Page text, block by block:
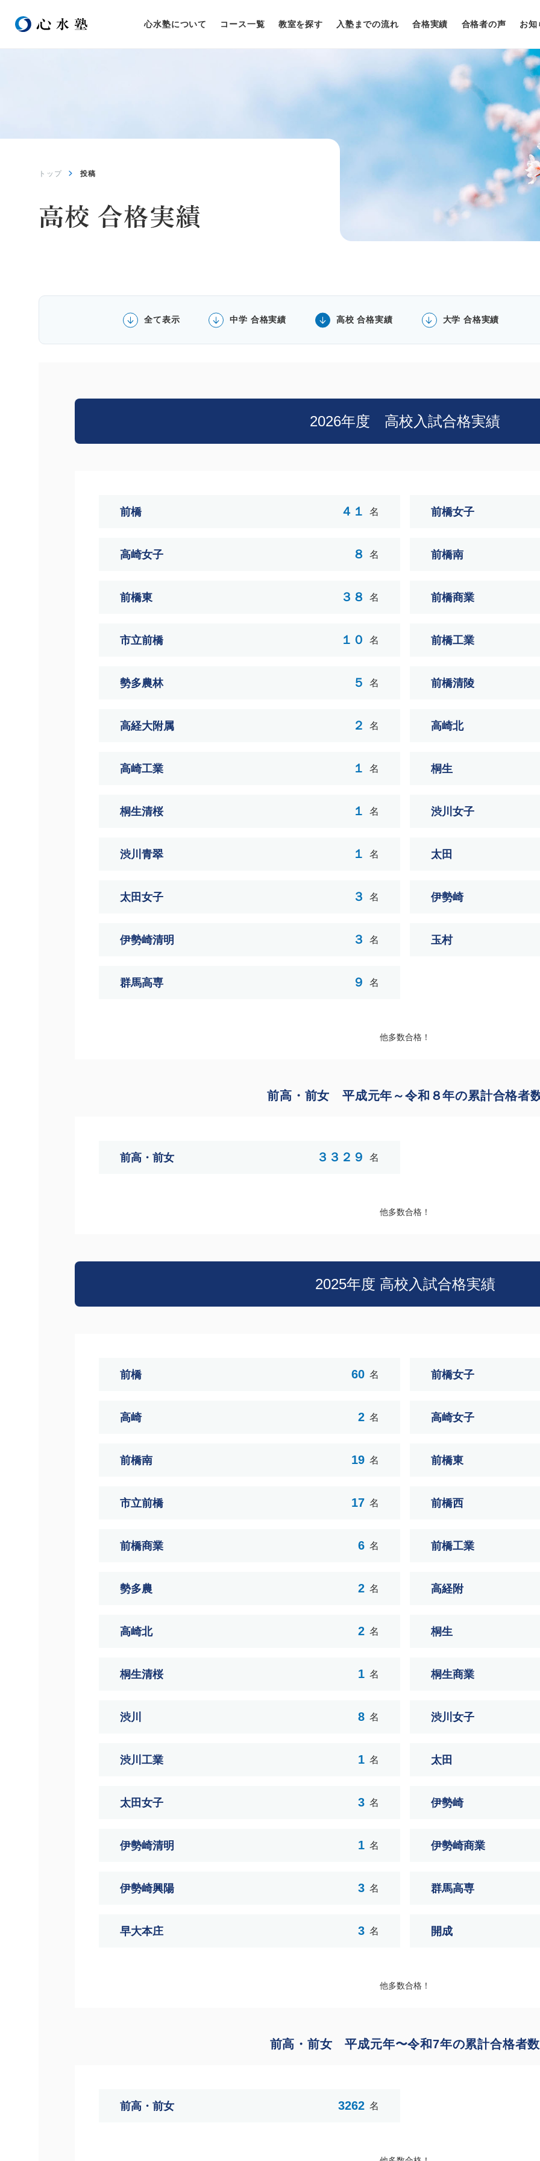
心水塾について コース一覧 教室を探す 入塾までの流れ 合格実績 合格者の声 お知
トップ 投稿
高校 合格実績
全て表示 中学 合格実績 高校 合格実績 大学 合格実績
2026年度 高校入試合格実績
前橋 ４１ 名 前橋女子
高崎女子 ８ 名 前橋南
前橋東 ３８ 名 前橋商業
市立前橋 １０ 名 前橋工業
勢多農林 ５ 名 前橋清陵
高経大附属 ２ 名 高崎北
高崎工業 １ 名 桐生
桐生清桜 １ 名 渋川女子
渋川青翠 １ 名 太田
太田女子 ３ 名 伊勢崎
伊勢崎清明 ３ 名 玉村
群馬高専 ９ 名
他多数合格！
前高・前女 平成元年～令和８年の累計合格者
前高・前女 ３３２９ 名
他多数合格！
2025年度 高校入試合格実績
前橋 60 名 前橋女子
高崎 2 名 高崎女子
前橋南 19 名 前橋東
市立前橋 17 名 前橋西
前橋商業 6 名 前橋工業
勢多農 2 名 高経附
高崎北 2 名 桐生
桐生清桜 1 名 桐生商業
渋川 8 名 渋川女子
渋川工業 1 名 太田
太田女子 3 名 伊勢崎
伊勢崎清明 1 名 伊勢崎商業
伊勢崎興陽 3 名 群馬高専
早大本庄 3 名 開成
他多数合格！
前高・前女 平成元年〜令和7年の累計合格者数
前高・前女 3262 名